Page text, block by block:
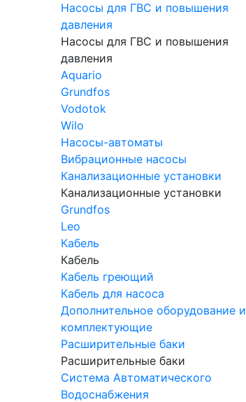
Насосы для ГВС и повышения
давления
Насосы для ГВС и повышения
давления
Aquario
Grundfos
Vodotok
Wilo
Насосы-автоматы
Вибрационные насосы
Канализационные установки
Канализационные установки
Grundfos
Leo
Кабель
Кабель
Кабель греющий
Кабель для насоса
Дополнительное оборудование и
комплектующие
Расширительные баки
Расширительные баки
Система Автоматического
Водоснабжения